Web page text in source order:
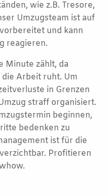
wie z.B. Tresore,
Umzugsteam ist auf
und kann
reagieren.
Minute zählt, da
Arbeit ruht. Um
in Grenzen
straff organisiert.
beginnen,
bedenken zu
ist für die
Profitieren